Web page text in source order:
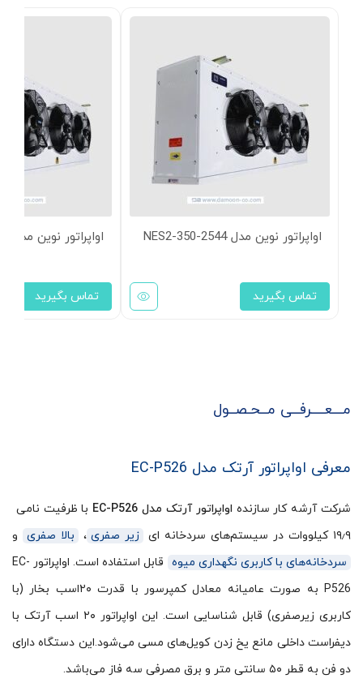
اواپراتور نوین مدل NES2-350-2544
تماس بگیرید
اواپراتور نوین مدل NES2-350-2035
تماس بگیرید
مـــعــــرفــی مــحـصــول
معرفی اواپراتور آرتک مدل EC-P526
شرکت آرشه کار سازنده اواپراتور آرتک مدل EC-P526
با ظرفیت نامی
۱۹٫۹ کیلووات در سیستم‌های سردخانه ای
زیر صفری ، بالا صفری
و
سردخانه‌های با کاربری نگهداری میوه
قابل استفاده است. اواپراتور EC-
P526 به صورت عامیانه معادل کمپرسور با قدرت ۲۰اسب بخار (با
کاربری زیرصفری) قابل شناسایی است. این اواپراتور ۲۰ اسب آرتک با
دیفراست داخلی مانع یخ زدن کویل‌های مسی می‌شود.این دستگاه دارای
دو فن به قطر ۵۰ سانتی متر و برق مصرفی سه فاز می‌باشد.